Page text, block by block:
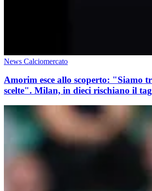
News Calciomercato
Amorim esce allo scoperto: "Siamo
scelte". Milan, in dieci rischiano il